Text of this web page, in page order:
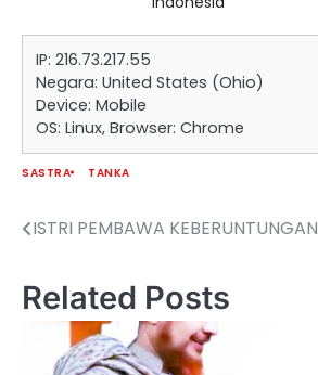
IP: 216.73.217.55
Negara: United States (Ohio)
Device: Mobile
OS: Linux, Browser: Chrome
SASTRA TANKA
Navigasi
ISTRI PEMBAWA KEBERUNTUNGAN
Related Posts